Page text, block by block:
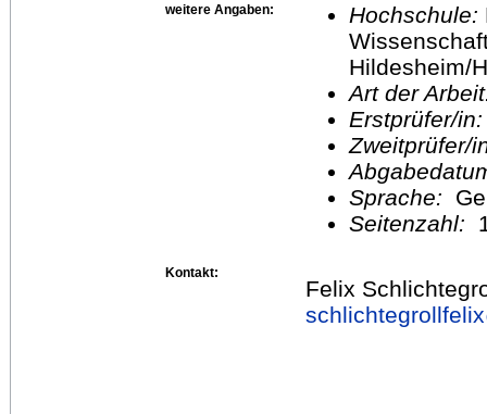
weitere Angaben: Hochschule:
Hildesheim/
Art der
Erstprüfer/
Sprache:
Seitenzahl:
Kontakt:
Felix